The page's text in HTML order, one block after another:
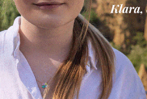
Piscina di Figline
Pnrr, il gruppo di Fratelli
ringraziamento al
Cronaca 4 Agosto 2026
Un anno fa la strage in
Gianni, Giulia e Franco.
processo, lo stop ai